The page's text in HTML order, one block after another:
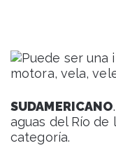
SUDAMERICANO
aguas del Río de
categoría.